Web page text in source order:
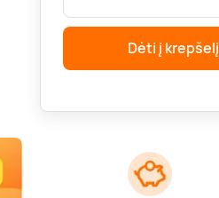
Dėti į krepšelį